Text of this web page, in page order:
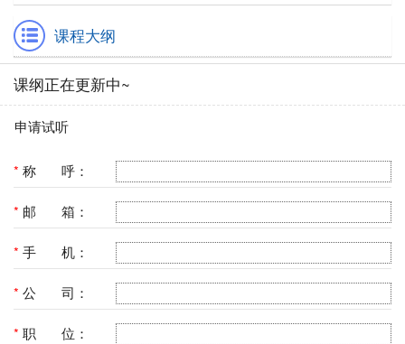
课程大纲
课纲正在更新中~
申请试听
* 称 呼：
* 邮 箱：
* 手 机：
* 公 司：
* 职 位：